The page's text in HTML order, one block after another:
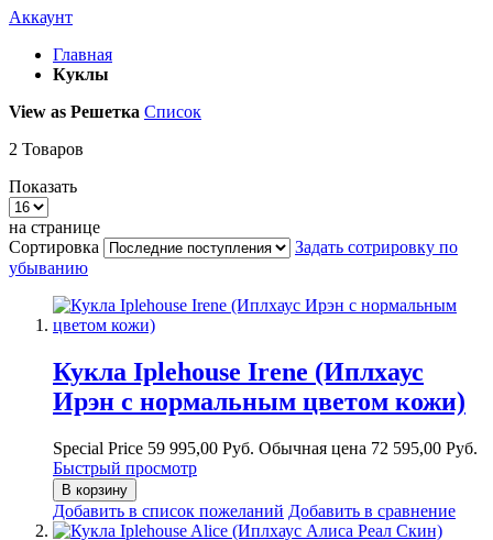
Аккаунт
Главная
Куклы
View as Решетка Список
2 Товаров
Показать
на странице
Сортировка
Задать сотрировку по
убыванию
Кукла Iplehouse Irene (Иплхаус
Ирэн с нормальным цветом кожи)
Special Price 59 995,00 Руб. Обычная цена 72 595,00 Руб.
Быстрый просмотр
В корзину
Добавить в список пожеланий Добавить в сравнение